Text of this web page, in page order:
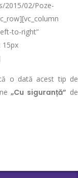
2015/02/Poze-
to-right”
15px
o dată acest tip de
„Cu siguranță” de